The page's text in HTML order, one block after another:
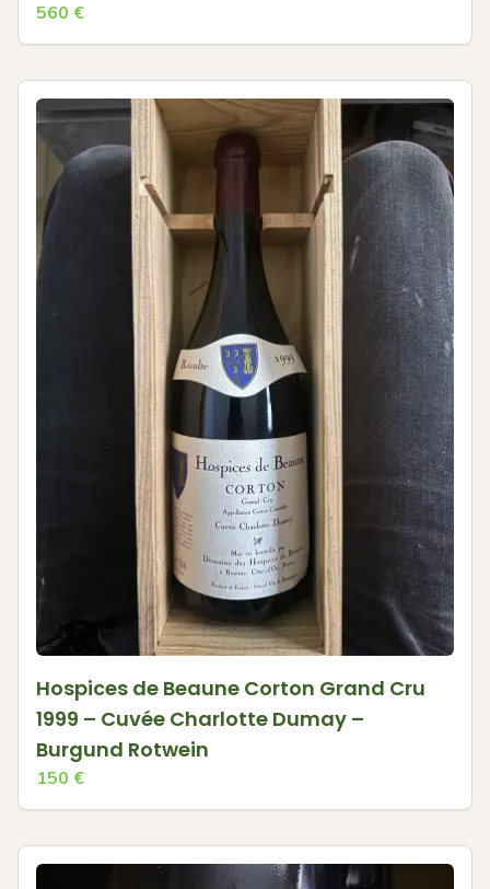
560 €
Hospices de Beaune Corton Grand Cru
1999 – Cuvée Charlotte Dumay –
Burgund Rotwein
150 €